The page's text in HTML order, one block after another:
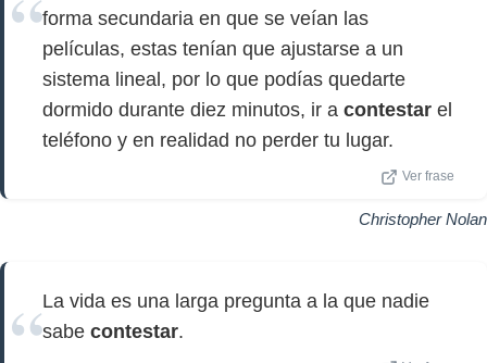
forma secundaria en que se veían las
películas, estas tenían que ajustarse a un
sistema lineal, por lo que podías quedarte
dormido durante diez minutos, ir a contestar el
teléfono y en realidad no perder tu lugar.
Ver frase
Christopher Nolan
La vida es una larga pregunta a la que nadie
sabe contestar.